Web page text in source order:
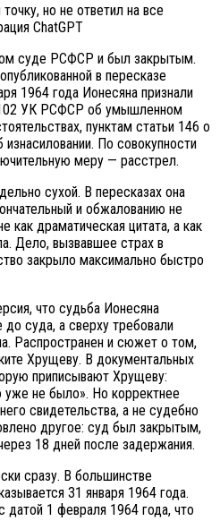
но не ответил на все
ChatGPT
суде РСФСР и был закрытым.
в пересказе
1964 года Ионесяна признали
102 УК РСФСР об умышленном
пунктам статьи 146 о
По совокупности
меру — расстрел.
сухой. В пересказах она
и обжалованию не
как драматическая цитата, а как
Дело, вызвавшее страх в
закрыло максимально быстро
что судьба Ионесяна
суда, а сверху требовали
Распространен и сюжет о том,
Хрущеву. В документальных
приписывают Хрущеву:
не было». Но корректнее
свидетельства, а не судебно
другое: суд был закрытым,
18 дней после задержания.
сразу. В большинстве
31 января 1964 года.
1 февраля 1964 года, что